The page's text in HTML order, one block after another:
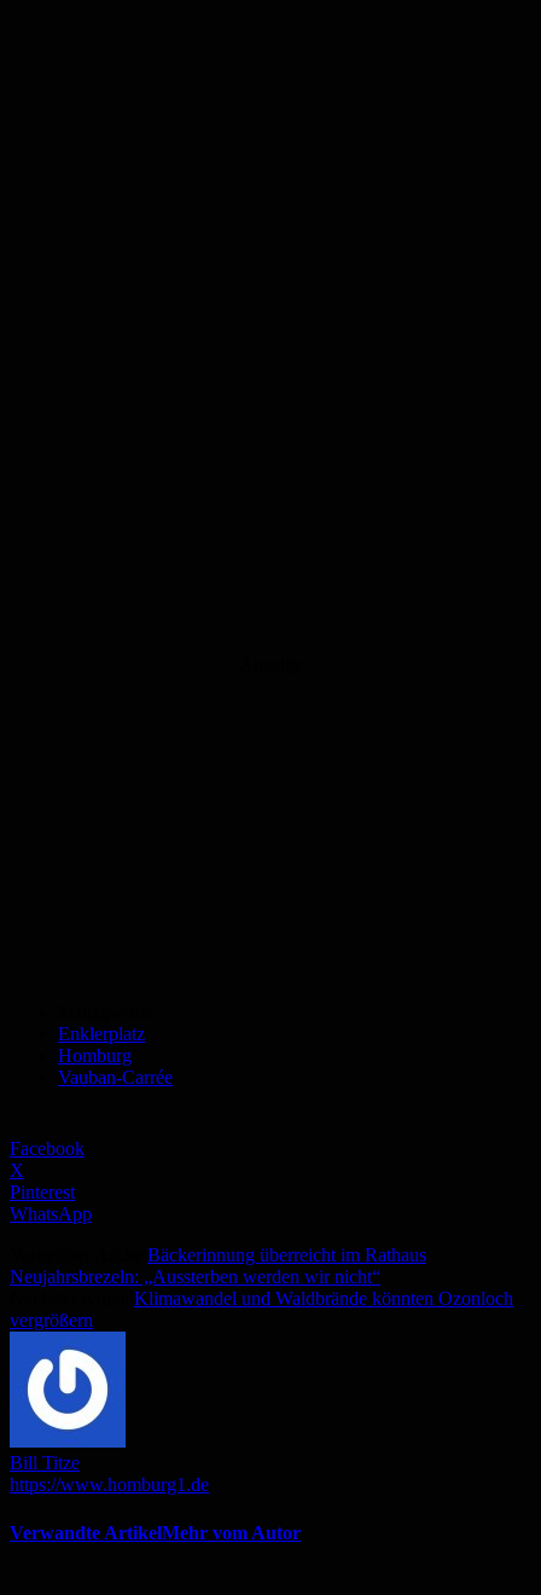
Enklerplatz
Homburg
Vauban-Carrée
Facebook
X
Pinterest
WhatsApp
Bäckerinnung überreicht im Rathaus
Neujahrsbrezeln: „Aussterben werden wir nicht“
Klimawandel und Waldbrände könnten Ozonloch
vergrößern
Bill Titze
https://www.homburg1.de
Verwandte ArtikelMehr vom Autor